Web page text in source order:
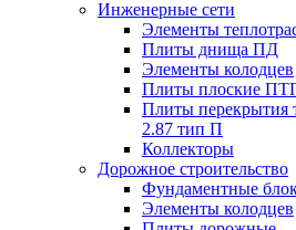
Инженерные сети
Элементы
Плиты днища ПД
Элементы колодцев
Плиты плоские
Плиты перекрытия
2.87 тип П
Коллекторы
Дорожное строительство
Фундаментные
Элементы колодцев